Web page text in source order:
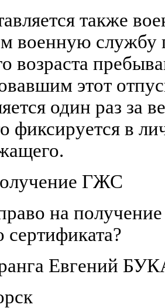
также
военную службу
возраста
этот
один раз за
фиксируется в
ГЖС
на
Евгений